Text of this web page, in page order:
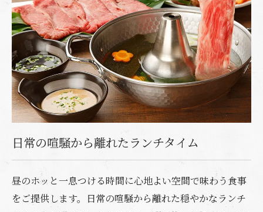
日常の喧騒から離れたランチタイム
昼のホッと一息つける時間に心地よい空間で味わう食事
をご提供します。日常の喧騒から離れた穏やかなランチ